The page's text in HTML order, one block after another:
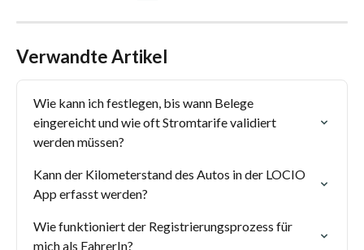
Verwandte Artikel
Wie kann ich festlegen, bis wann Belege
eingereicht und wie oft Stromtarife validiert
werden müssen?
Kann der Kilometerstand des Autos in der LOCIO
App erfasst werden?
Wie funktioniert der Registrierungsprozess für
mich als FahrerIn?